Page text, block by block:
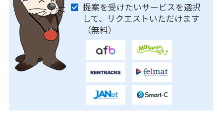
提案を受けたいサービスを選択
して、リクエストいただけます
（無料）